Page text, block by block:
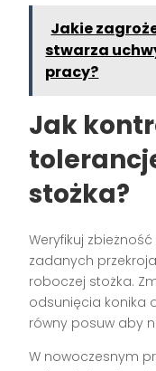
Jakie
stwarza
pracy?
Jak
stożka?
Weryfikuj
zadanych
roboczej stożka.
odsunięcia konika
równy posuw aby
W nowoczesnym